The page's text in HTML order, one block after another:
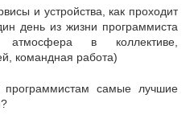
и устройства, как проходит
день из жизни программиста
в коллективе,
командная работа)
самые лучшие